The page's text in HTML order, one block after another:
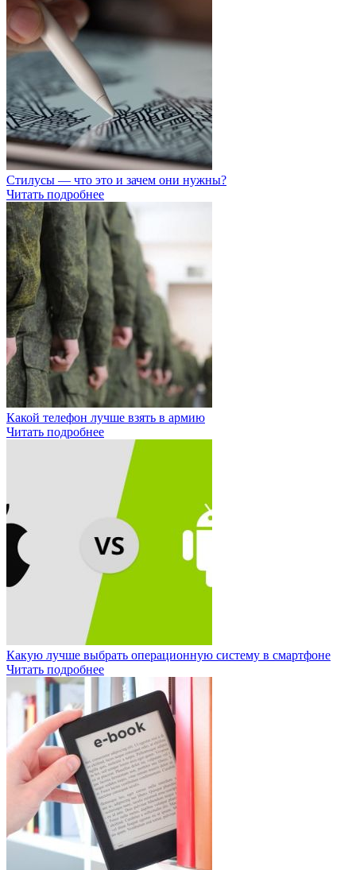
Стилусы — что это и зачем они нужны?
Читать подробнее
Какой телефон лучше взять в армию
Читать подробнее
Какую лучше выбрать операционную систему в смартфоне
Читать подробнее